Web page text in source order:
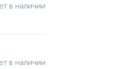
в наличии
в наличии